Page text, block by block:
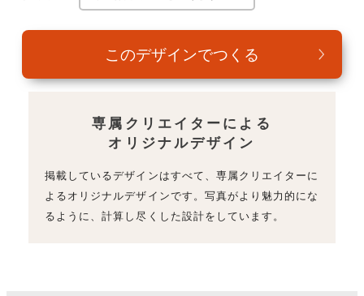
専属クリエイターによる
オリジナルデザイン
掲載しているデザインはすべて、専属クリエイターに
よるオリジナルデザインです。写真がより魅力的にな
るように、計算し尽くした設計をしています。